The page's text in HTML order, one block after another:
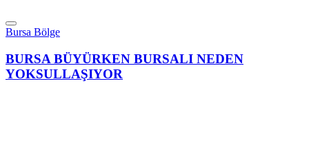
Bursa Bölge
BURSA BÜYÜRKEN BURSALI NEDEN
YOKSULLAŞIYOR